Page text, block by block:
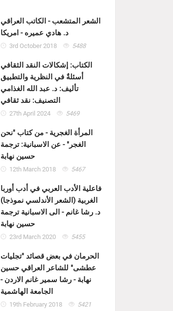
الشعر المتشعب - الكاتب العراقي
د. هادي عميره - امريكا
3rd October 2018 5488
الكتاب: إشكالات النقد الثقافي
أسئلةٌ في النظرية والتطبيق
تأليف: د. عبد الله الغذامي
التصنيف: نقد ثقافي
27th April 2024 5469
المرأة الغجرية - من كتاب "نحن
الغجر" - عن الاسبانية: ترجمة
حسين نهابة
12th March 2018 5467
فاعلية الأدب العربي في أدب أوربا
الغربية (الشعر الأندلسي نموذجا)
د. رشا غانم - الى الاسبانية ترجمة
حسين نهابة
23rd March 2020 5455
الحرمان في بعض قصائد "تجليات
عطشى" للشاعر العراقي حسين
نهابة - رشا سمير غانم الاردن -
الجامعة الهاشمية
19th February 2018 5421